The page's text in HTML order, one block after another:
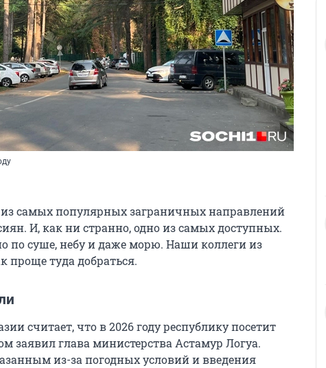
самых популярных заграничных направлений
И, как ни странно, одно из самых доступных.
по суше, небу и даже морю. Наши коллеги из
проще туда добраться.
считает, что в 2026 году республику посетит
заявил глава министерства Астамур Логуа.
из-за погодных условий и введения